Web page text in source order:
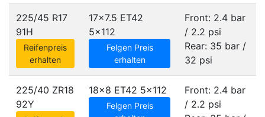
225/45 R17
91H
Reifenpreis
erhalten
17x7.5 ET42
5x112
Felgen Preis
erhalten
Front: 2.4 bar
/ 2.2 psi
Rear: 35 bar /
32 psi
225/40 ZR18
92Y
18x8 ET42 5x112
Felgen Preis
Front: 2.4 bar
/ 2.2 psi